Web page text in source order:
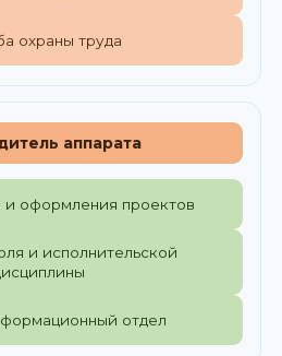
охраны труда
аппарата
и оформления проектов
и исполнительской
отдел